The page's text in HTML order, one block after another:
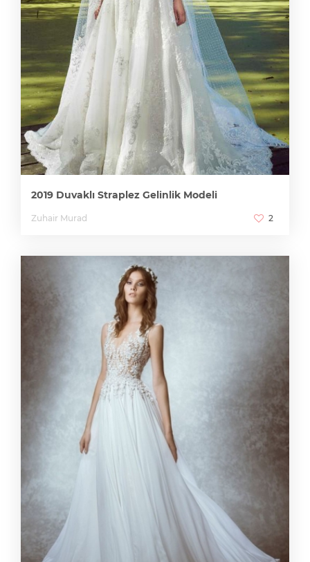
2019 Duvaklı Straplez Gelinlik Modeli
Zuhair Murad 2